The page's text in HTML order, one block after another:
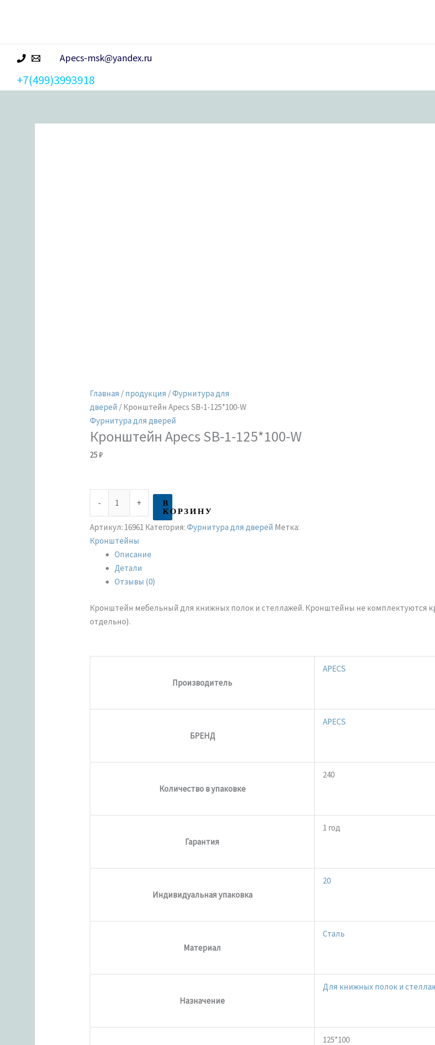
Apecs-msk@yandex.ru
+7(499)3993918
Главная /продукция /Фурнитура для
дверей / Кронштейн Apecs SB-1-125*100-W
Фурнитура для дверей
Кронштейн Apecs SB-1-125*100-W
25₽
- + В
КОРЗИНУ
Артикул: 16961 Категория:Фурнитура для дверей Метка:
Кронштейны
Описание
Детали
Отзывы (0)
Кронштейн мебельный для книжных полок и стеллажей. Кронштейны не комплектуются
отдельно).
Производитель
APECS
БРЕНД
APECS
Количество в упаковке
240
Гарантия
1 год
Индивидуальная упаковка
20
Материал
Сталь
Назначение
Для книжных полок и
125*100